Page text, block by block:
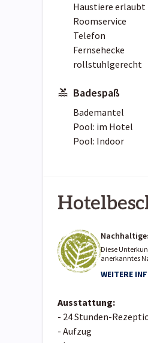
Haustiere erlaubt
Roomservice
Telefon
Fernsehecke
rollstuhlgerecht
Badespaß
Bademantel
Pool: im Hotel
Pool: Indoor
Diese
anerkanntes
WEITERE
Ausstattung:
- 24 Stunden-
- Aufzug